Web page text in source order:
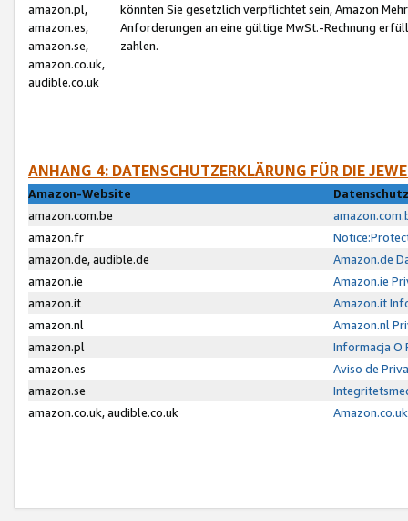
amazon.pl,
amazon.es,
amazon.se,
amazon.co.uk,
audible.co.uk
könnten Sie gesetzlich verpflichtet sein, Amazon
Anforderungen an eine gültige MwSt.-Rechnung
zahlen.
ANHANG 4: DATENSCHUTZERKLÄRUNG FÜR DIE
Amazon-Website
amazon.com.be
amazon.fr
amazon.de, audible.de
Amazon.de
amazon.ie
Amazon.ie
amazon.it
Amazon.it
amazon.nl
Amazon.nl
amazon.pl
Informacja O
amazon.es
Aviso de
amazon.se
amazon.co.uk, audible.co.uk